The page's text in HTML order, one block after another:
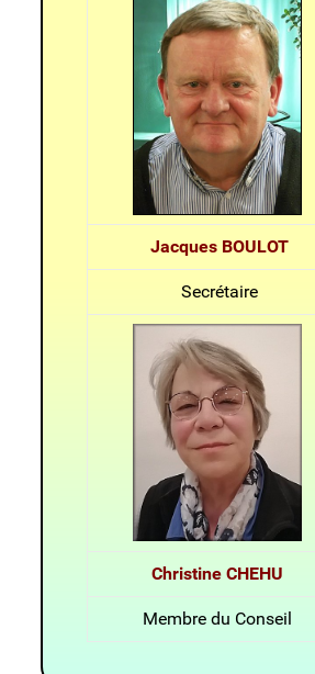
Jacques BOULOT
Secrétaire
Christine CHEHU
Membre du Conseil